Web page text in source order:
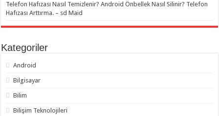
Telefon Hafızası Nasıl Temizlenir? Android Önbellek Nasıl Silinir? Telefon
Hafızası Arttırma. – sd Maid
Kategoriler
Android
Bilgisayar
Bilim
Bilişim Teknolojileri